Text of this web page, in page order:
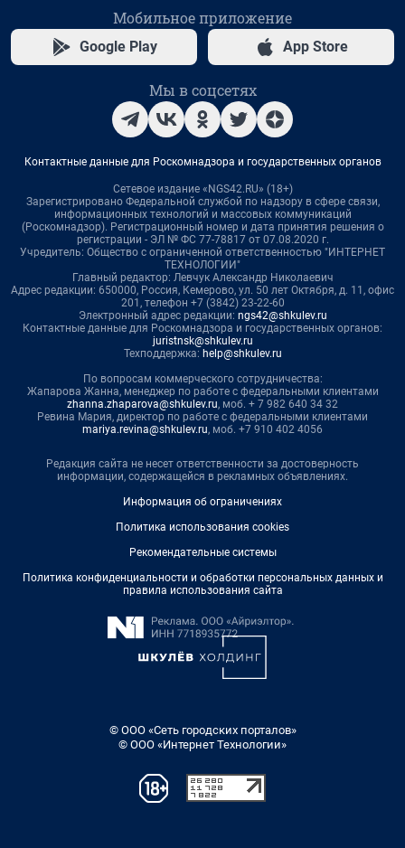
Мобильное приложение
Google Play App Store
Мы в соцсетях
Контактные данные для Роскомнадзора и государственных органов
Сетевое издание «NGS42.RU» (18+)
Зарегистрировано Федеральной службой по надзору в сфере связи,
информационных технологий и массовых коммуникаций
(Роскомнадзор). Регистрационный номер и дата принятия решения о
регистрации - ЭЛ № ФС 77-78817 от 07.08.2020 г.
Учредитель: Общество с ограниченной ответственностью "ИНТЕРНЕТ
ТЕХНОЛОГИИ"
Главный редактор: Левчук Александр Николаевич
Адрес редакции: 650000, Россия, Кемерово, ул. 50 лет Октября, д. 11, офис
201, телефон +7 (3842) 23-22-60
Электронный адрес редакции: ngs42@shkulev.ru
Контактные данные для Роскомнадзора и государственных органов:
juristnsk@shkulev.ru
Техподдержка: help@shkulev.ru
По вопросам коммерческого сотрудничества:
Жапарова Жанна, менеджер по работе с федеральными клиентами
zhanna.zhaparova@shkulev.ru, моб. + 7 982 640 34 32
Ревина Мария, директор по работе с федеральными клиентами
mariya.revina@shkulev.ru, моб. +7 910 402 4056
Редакция сайта не несет ответственности за достоверность
информации, содержащейся в рекламных объявлениях.
Информация об ограничениях
Политика использования cookies
Рекомендательные системы
Политика конфиденциальности и обработки персональных данных и
правила использования сайта
© ООО «Сеть городских порталов»
© ООО «Интернет Технологии»